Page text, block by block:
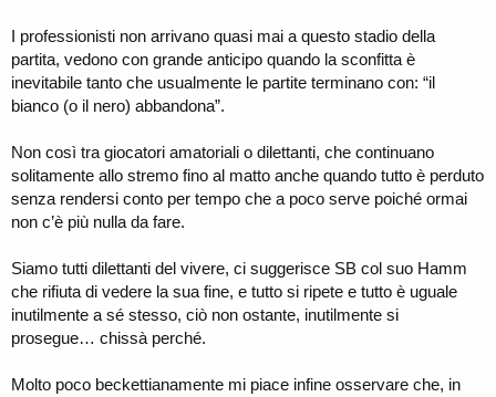
I professionisti non arrivano quasi mai a questo stadio della
partita, vedono con grande anticipo quando la sconfitta è
inevitabile tanto che usualmente le partite terminano con: “il
bianco (o il nero) abbandona”.
Non così tra giocatori amatoriali o dilettanti, che continuano
solitamente allo stremo fino al matto anche quando tutto è perduto
senza rendersi conto per tempo che a poco serve poiché ormai
non c’è più nulla da fare.
Siamo tutti dilettanti del vivere, ci suggerisce SB col suo Hamm
che rifiuta di vedere la sua fine, e tutto si ripete e tutto è uguale
inutilmente a sé stesso, ciò non ostante, inutilmente si
prosegue… chissà perché.
Molto poco beckettianamente mi piace infine osservare che, in